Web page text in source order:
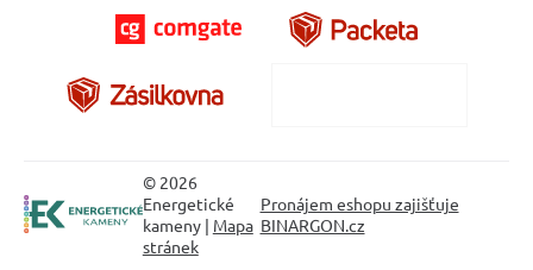
© 2026
Energetické
kameny | Mapa
stránek
Pronájem eshopu zajišťuje
BINARGON.cz